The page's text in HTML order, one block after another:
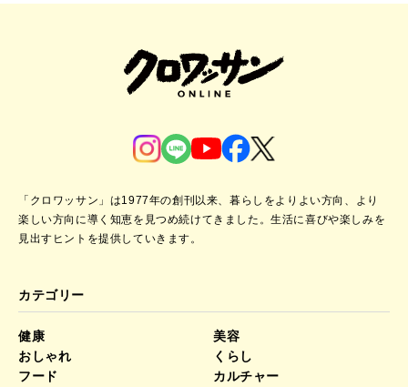
「クロワッサン」は1977年の創刊以来、暮らしをよりよい方向、より
楽しい方向に導く知恵を見つめ続けてきました。生活に喜びや楽しみを
見出すヒントを提供していきます。
カテゴリー
健康
美容
おしゃれ
くらし
フード
カルチャー